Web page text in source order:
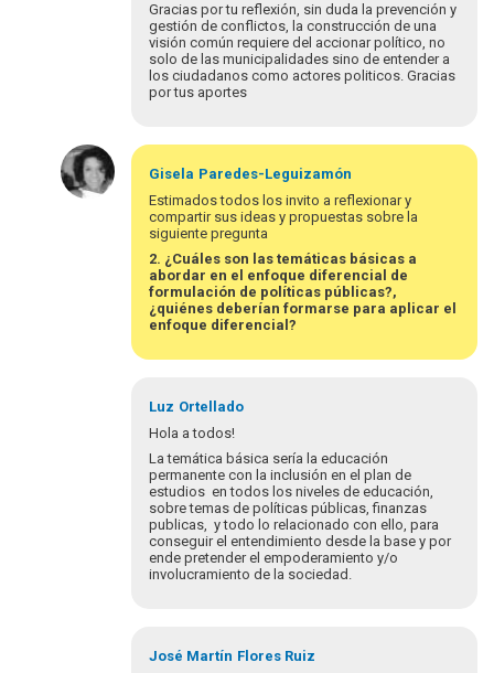
Gracias por tu reflexión, sin duda la prevención y
gestión de conflictos, la construcción de una
visión común requiere del accionar político, no
solo de las municipalidades sino de entender a
los ciudadanos como actores politicos. Gracias
por tus aportes
Em
resposta
à
estimados…
SilvinaPapagno
Gisela Paredes-Leguizamón
Estimados todos los invito a reflexionar y
compartir sus ideas y propuestas sobre la
siguiente pregunta
2. ¿Cuáles son las temáticas básicas a
abordar en el enfoque diferencial de
formulación de políticas públicas?,
¿quiénes deberían formarse para aplicar el
enfoque diferencial?
Luz Ortellado
Hola a todos!
La temática básica sería la educación
permanente con la inclusión en el plan de
estudios en todos los niveles de educación,
sobre temas de políticas públicas, finanzas
publicas, y todo lo relacionado con ello, para
conseguir el entendimiento desde la base y por
ende pretender el empoderamiento y/o
involucramiento de la sociedad.
José Martín Flores Ruiz